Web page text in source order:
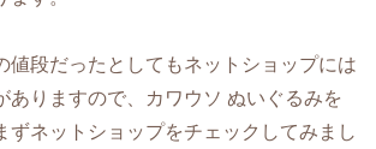
値段だったとしてもネットショップには
ありますので、カワウソ ぬいぐるみを
ずネットショップをチェックしてみまし